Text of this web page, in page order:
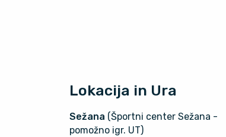
Lokacija in Ura
Sežana (Športni center Sežana -
pomožno igr. UT)